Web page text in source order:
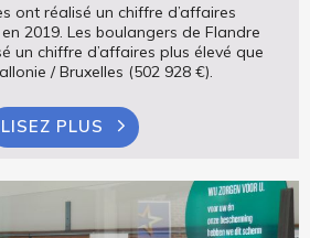
ont réalisé un chiffre d’affaires
2019. Les boulangers de Flandre
un chiffre d’affaires plus élevé que
/ Bruxelles (502 928 €).
LISEZ PLUS